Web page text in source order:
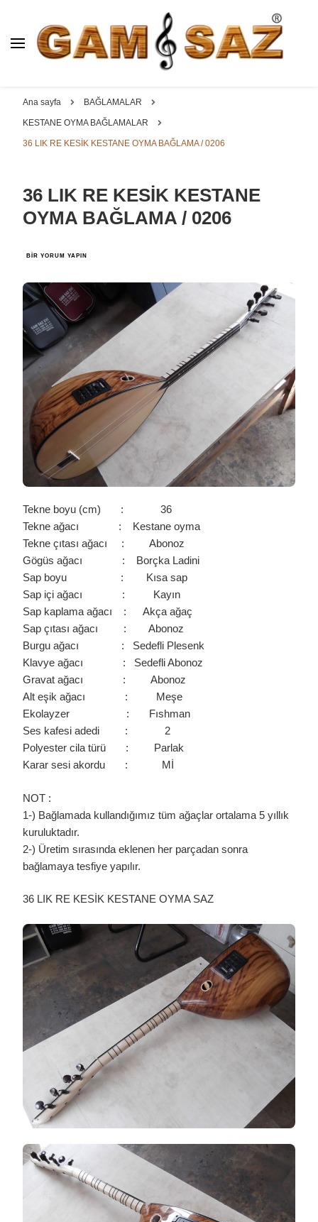
BAĞLAMA İMALAT / SATIŞ
YAPRAK || ELEKTRO ||
ÖZEL BAĞLAMA İMALAT /
SATIŞ
Padok, Kompozit, Mat, Divan, Çöğür, Cura, Solak, Dede,
Oyma ve yaprak sazlar, özel imalat bağlamalar
Ana sayfa BAĞLAMALAR
KESTANE OYMA BAĞLAMALAR
36 LIK RE KESİK KESTANE OYMA BAĞLAMA / 0206
36 LIK RE KESİK KESTANE
OYMA BAĞLAMA / 0206
36
KESİK
KESTANE
OYMA
BAĞLAMA
/
0206
IÇIN
BIR YORUM YAPIN
Tekne boyu (cm) : 36
Tekne ağacı : Kestane oyma
Tekne çıtası ağacı : Abonoz
Gögüs ağacı : Borçka Ladini
Sap boyu : Kısa sap
Sap içi ağacı : Kayın
Sap kaplama ağacı : Akça ağaç
Sap çıtası ağacı : Abonoz
Burgu ağacı : Sedefli Plesenk
Klavye ağacı : Sedefli Abonoz
Gravat ağacı : Abonoz
Alt eşik ağacı : Meşe
Ekolayzer : Fıshman
Ses kafesi adedi : 2
Polyester cila türü : Parlak
Karar sesi akordu : Mİ
NOT :
1-) Bağlamada kullandığımız tüm ağaçlar ortalama 5 yıllık
kuruluktadır.
2-) Üretim sırasında eklenen her parçadan sonra
bağlamaya tesfiye yapılır.
36 LIK RE KESİK KESTANE OYMA SAZ